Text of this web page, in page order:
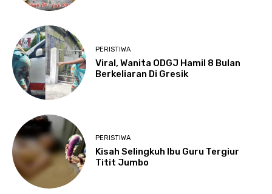
PERISTIWA
Viral, Wanita ODGJ Hamil 8 Bulan
Berkeliaran Di Gresik
PERISTIWA
Kisah Selingkuh Ibu Guru Tergiur
Titit Jumbo